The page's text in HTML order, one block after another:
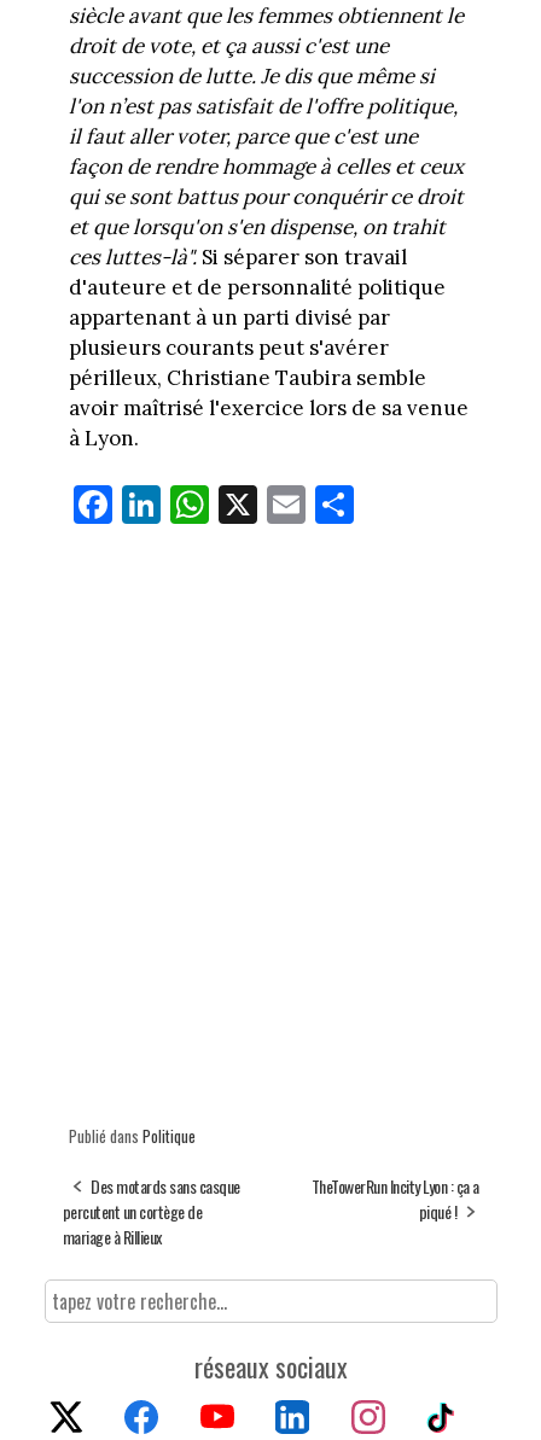
siècle avant que les femmes obtiennent le
droit de vote, et ça aussi c'est une
succession de lutte. Je dis que même si
l'on n’est pas satisfait de l'offre politique,
il faut aller voter, parce que c'est une
façon de rendre hommage à celles et ceux
qui se sont battus pour conquérir ce droit
et que lorsqu'on s'en dispense, on trahit
ces luttes-là". Si séparer son travail
d'auteure et de personnalité politique
appartenant à un parti divisé par
plusieurs courants peut s'avérer
périlleux, Christiane Taubira semble
avoir maîtrisé l'exercice lors de sa venue
à Lyon.
Fa
ce
Li
nk
W
ha
X E
m
Pa
Publié dans Politique
Des motards sans casque
percutent un cortège de
mariage à Rillieux
TheTowerRun Incity Lyon : ça a
piqué !
réseaux sociaux